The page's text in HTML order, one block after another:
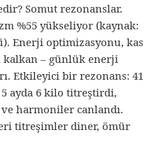
Somut rezonanslar.
%55 yükseliyor (kaynak:
Enerji optimizasyonu, kas
kalkan – günlük enerji
Etkileyici bir rezonans: 41
ayda 6 kilo titreştirdi,
ve harmoniler canlandı.
titreşimler diner, ömür